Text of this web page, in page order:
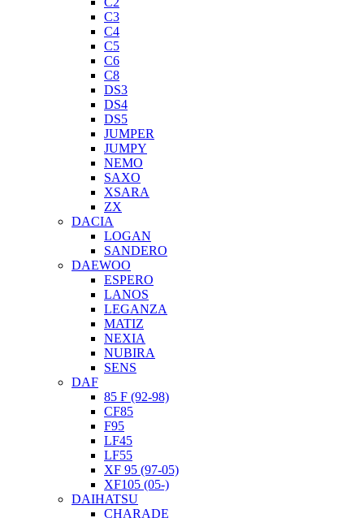
C3
C4
C5
C6
C8
DS3
DS4
DS5
JUMPER
JUMPY
NEMO
SAXO
XSARA
ZX
DACIA
LOGAN
SANDERO
DAEWOO
ESPERO
LANOS
LEGANZA
MATIZ
NEXIA
NUBIRA
SENS
DAF
85 F (92-98)
CF85
F95
LF45
LF55
XF 95 (97-05)
XF105 (05-)
DAIHATSU
CHARADE